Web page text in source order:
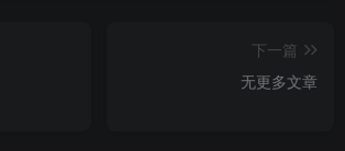
下一篇
无更多文章